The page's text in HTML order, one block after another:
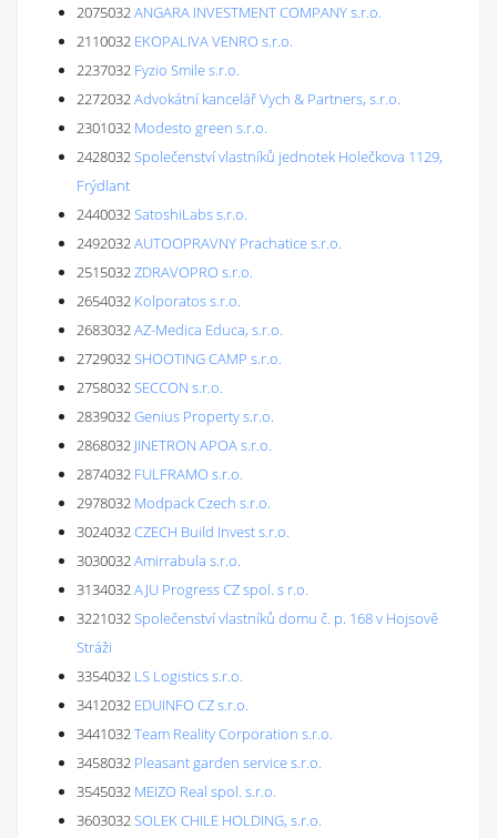
2075032ANGARA INVESTMENT COMPANY s.r.o.
2110032 EKOPALIVA VENRO s.r.o.
2237032 Fyzio Smile s.r.o.
2272032Advokátní kancelář Vych & Partners, s.r.o.
2301032 Modesto green s.r.o.
2428032Společenství vlastníků jednotek Holečkova 1129,
Frýdlant
2440032SatoshiLabs s.r.o.
2492032AUTOOPRAVNY Prachatice s.r.o.
2515032ZDRAVOPRO s.r.o.
2654032 Kolporatos s.r.o.
2683032AZ-Medica Educa, s.r.o.
2729032SHOOTING CAMP s.r.o.
2758032SECCON s.r.o.
2839032Genius Property s.r.o.
2868032 JINETRON APOA s.r.o.
2874032 FULFRAMO s.r.o.
2978032 Modpack Czech s.r.o.
3024032CZECH Build Invest s.r.o.
3030032Amirrabula s.r.o.
3134032AJU Progress CZ spol. s r.o.
3221032Společenství vlastníků domu č. p. 168 v Hojsově
Stráži
3354032 LS Logistics s.r.o.
3412032 EDUINFO CZ s.r.o.
3441032Team Reality Corporation s.r.o.
3458032 Pleasant garden service s.r.o.
3545032 MEIZO Real spol. s.r.o.
3603032SOLEK CHILE HOLDING, s.r.o.